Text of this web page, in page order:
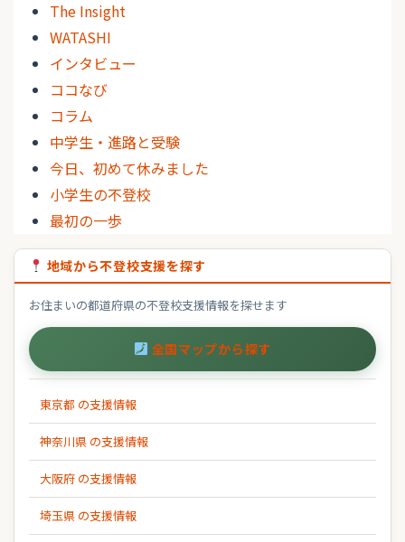
The Insight
WATASHI
インタビュー
ココなび
コラム
中学生・進路と受験
今日、初めて休みました
小学生の不登校
最初の一歩
地域から不登校支援を探す
お住まいの都道府県の不登校支援情報を探せます
全国マップから探す
東京都 の支援情報
神奈川県 の支援情報
大阪府 の支援情報
埼玉県 の支援情報